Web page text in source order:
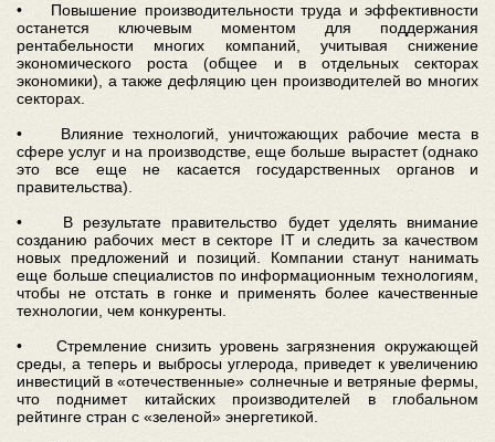
• Повышение производительности труда и эффективности
останется ключевым моментом для поддержания
рентабельности многих компаний, учитывая снижение
экономического роста (общее и в отдельных секторах
экономики), а также дефляцию цен производителей во многих
секторах.
• Влияние технологий, уничтожающих рабочие места в
сфере услуг и на производстве, еще больше вырастет (однако
это все еще не касается государственных органов и
правительства).
• В результате правительство будет уделять внимание
созданию рабочих мест в секторе IT и следить за качеством
новых предложений и позиций. Компании станут нанимать
еще больше специалистов по информационным технологиям,
чтобы не отстать в гонке и применять более качественные
технологии, чем конкуренты.
• Стремление снизить уровень загрязнения окружающей
среды, а теперь и выбросы углерода, приведет к увеличению
инвестиций в «отечественные» солнечные и ветряные фермы,
что поднимет китайских производителей в глобальном
рейтинге стран с «зеленой» энергетикой.